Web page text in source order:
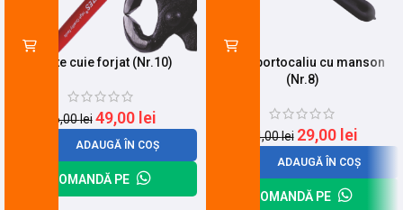
Cleste cuie forjat (Nr.10)
56,00lei 49,00 lei
ADAUGĂ ÎN COȘ
COMANDĂ PE
Mops portocaliu cu manson
(Nr.8)
34,00lei 29,00 lei
ADAUGĂ ÎN COȘ
COMANDĂ PE